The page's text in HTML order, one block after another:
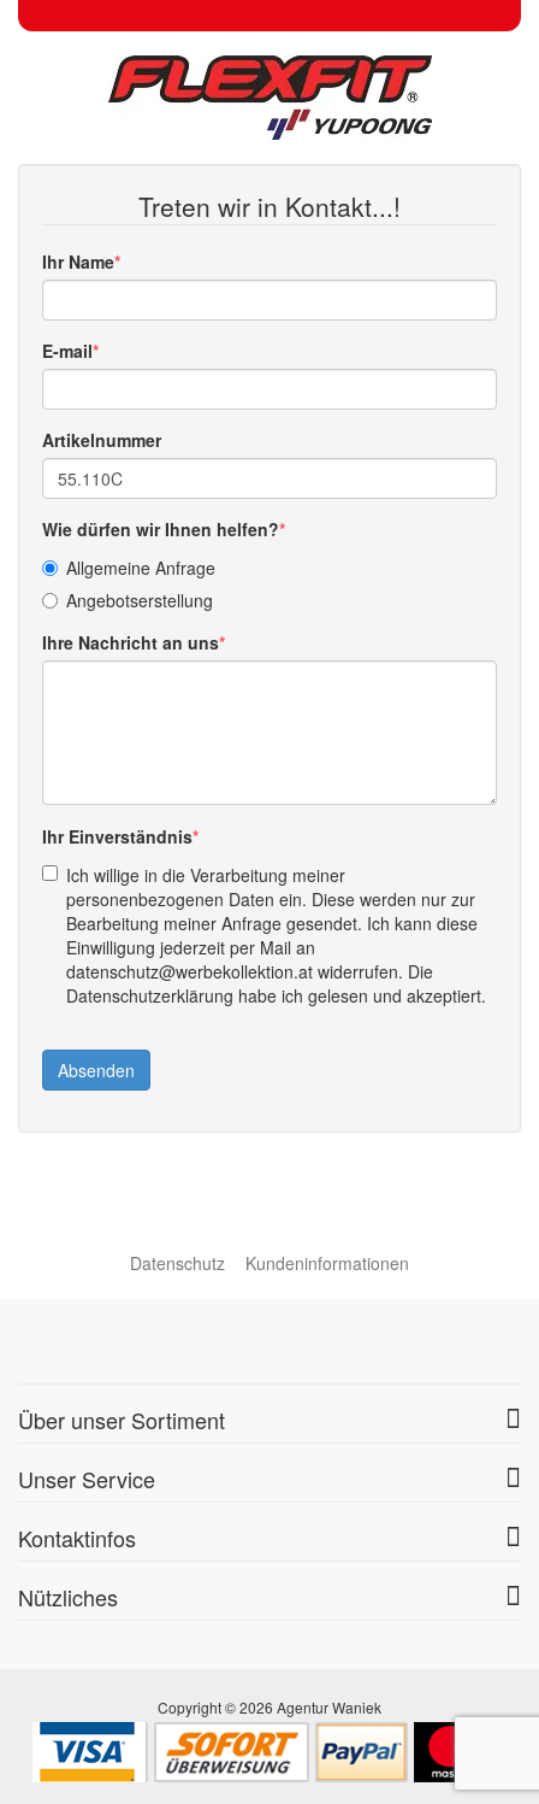
Treten wir in Kontakt...!
Ihr Name
E-mail
Artikelnummer
Wie dürfen wir Ihnen helfen?
Allgemeine Anfrage
Angebotserstellung
Ihre Nachricht an uns
Ihr Einverständnis
Ich willige in die Verarbeitung meiner
personenbezogenen Daten ein. Diese werden nur zur
Bearbeitung meiner Anfrage gesendet. Ich kann diese
Einwilligung jederzeit per Mail an
datenschutz@werbekollektion.at widerrufen. Die
Datenschutzerklärung habe ich gelesen und akzeptiert.
Absenden
Datenschutz Kundeninformationen
Über unser Sortiment
Unser Service
Kontaktinfos
Nützliches
Copyright © 2026 Agentur Waniek